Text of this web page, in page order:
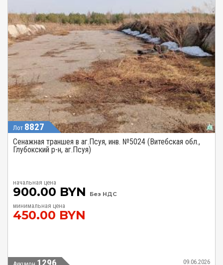
Лот 8827
Сенажная траншея в аг.Псуя, инв. №5024 (Витебская обл.,
Глубокский р-н, аг.Псуя)
начальная цена
900.00 BYN Без НДС
минимальная цена
450.00 BYN
09.06.2026